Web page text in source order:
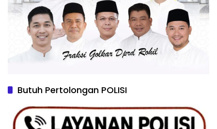
Butuh Pertolongan POLISI